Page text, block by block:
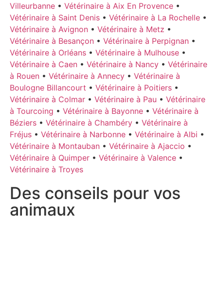
Villeurbanne • Vétérinaire à Aix En Provence •
Vétérinaire à Saint Denis • Vétérinaire à La Rochelle •
Vétérinaire à Avignon • Vétérinaire à Metz •
Vétérinaire à Besançon • Vétérinaire à Perpignan •
Vétérinaire à Orléans • Vétérinaire à Mulhouse •
Vétérinaire à Caen • Vétérinaire à Nancy • Vétérinaire
à Rouen • Vétérinaire à Annecy • Vétérinaire à
Boulogne Billancourt • Vétérinaire à Poitiers •
Vétérinaire à Colmar • Vétérinaire à Pau • Vétérinaire
à Tourcoing • Vétérinaire à Bayonne • Vétérinaire à
Béziers • Vétérinaire à Chambéry • Vétérinaire à
Fréjus • Vétérinaire à Narbonne • Vétérinaire à Albi •
Vétérinaire à Montauban • Vétérinaire à Ajaccio •
Vétérinaire à Quimper • Vétérinaire à Valence •
Vétérinaire à Troyes
Des conseils pour vos
animaux